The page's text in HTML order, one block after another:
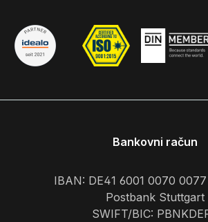
Bankovni račun
IBAN: DE41 6001 0070
Postbank Stuttgart
SWIFT/BIC: